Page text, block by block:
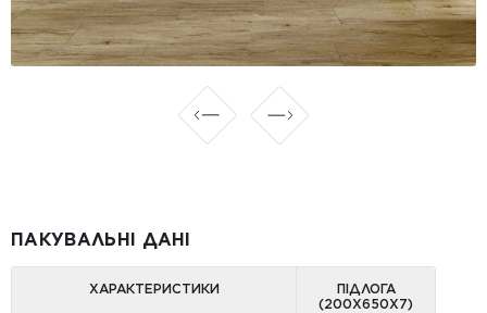
ПАКУВАЛЬНІ ДАНІ
ХАРАКТЕРИСТИКИ
ПІДЛОГА
(200Х650X7)